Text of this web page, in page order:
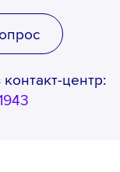
центр: